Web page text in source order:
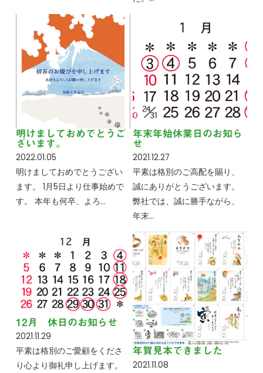
明けましておめでとうご
ざいます。
2022.01.05
明けましておめでとうござい
ます。 1月5日より仕事始めで
す。 本年も何卒、よろ…
年末年始休業日のお知ら
せ
2021.12.27
平素は格別のご高配を賜り、
誠にありがとうございます。
弊社では、誠に勝手ながら、
年末…
12月 休日のお知らせ
2021.11.29
平素は格別のご愛顧をくださ
り心より御礼申し上げます。
年賀見本できました
2021.11.08